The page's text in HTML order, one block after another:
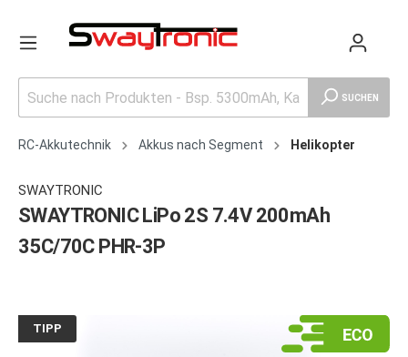
SUCHEN
RC-Akkutechnik Akkus nach Segment Helikopter
SWAYTRONIC
SWAYTRONIC LiPo 2S 7.4V 200mAh
35C/70C PHR-3P
TIPP